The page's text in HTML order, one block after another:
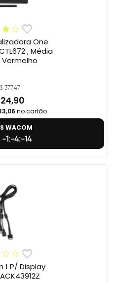
One
, Média
377,47
no cartão
WACOM
-1:-4:-15
1 P/ Display